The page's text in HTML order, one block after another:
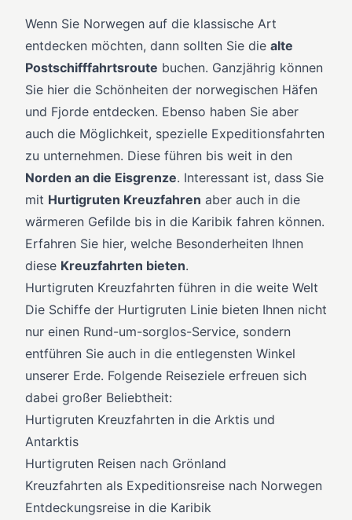
Kreuzfahrt anfragen
Ihr eigener Urlaub?
★★★★★
Uns bei Google bewerten
Lust auf eine
Individualreise?
Zu den Individualreisen
Schnee- und
Winterreisen
Weitere Informationen →
Rundreise-
Abenteuer
Zur externen Seite´ →
Wenn Sie Norwegen auf die klassische Art
entdecken möchten, dann sollten Sie die alte
Postschifffahrtsroute buchen. Ganzjährig können
Sie hier die Schönheiten der norwegischen Häfen
und Fjorde entdecken. Ebenso haben Sie aber
auch die Möglichkeit, spezielle Expeditionsfahrten
zu unternehmen. Diese führen bis weit in den
Norden an die Eisgrenze. Interessant ist, dass Sie
mit Hurtigruten Kreuzfahren aber auch in die
wärmeren Gefilde bis in die Karibik fahren können.
Erfahren Sie hier, welche Besonderheiten Ihnen
diese Kreuzfahrten bieten.
Hurtigruten Kreuzfahrten führen in die weite Welt
Die Schiffe der Hurtigruten Linie bieten Ihnen nicht
nur einen Rund-um-sorglos-Service, sondern
entführen Sie auch in die entlegensten Winkel
unserer Erde. Folgende Reiseziele erfreuen sich
dabei großer Beliebtheit:
Hurtigruten Kreuzfahrten in die Arktis und
Antarktis
Hurtigruten Reisen nach Grönland
Kreuzfahrten als Expeditionsreise nach Norwegen
Entdeckungsreise in die Karibik